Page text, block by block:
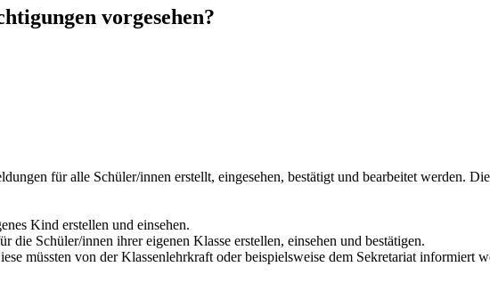
vorgesehen?
für alle Schüler/innen erstellt, eingesehen, bestätigt und bearbeitet werden.
Kind erstellen und einsehen.
Schüler/innen ihrer eigenen Klasse erstellen, einsehen und bestätigen.
müssten von der Klassenlehrkraft oder beispielsweise dem Sekretariat informiert